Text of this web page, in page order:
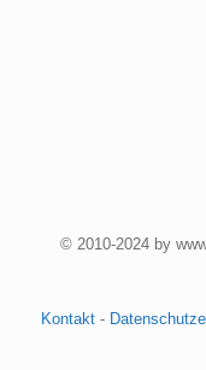
© 2010-2024 by
Kontakt -